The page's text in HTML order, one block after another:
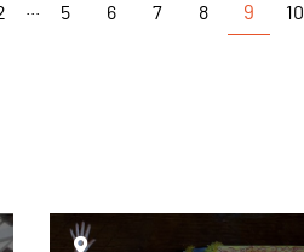
5 6 7 8 9 10